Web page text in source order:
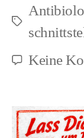
Keine